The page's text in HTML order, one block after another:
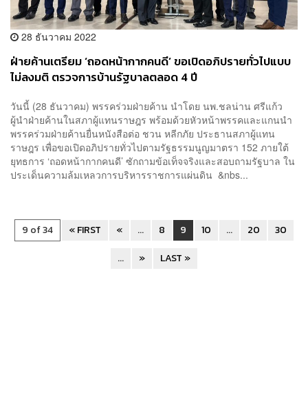
28 ธันวาคม 2022
ฝ่ายค้านเตรียม ‘ถอดหน้ากากคนดี’ ขอเปิดอภิปรายทั่วไปแบบ
ไม่ลงมติ ตรวจการบ้านรัฐบาลตลอด 4 ปี
วันนี้ (28 ธันวาคม) พรรคร่วมฝ่ายค้าน นำโดย นพ.ชลน่าน ศรีแก้ว
ผู้นำฝ่ายค้านในสภาผู้แทนราษฎร พร้อมด้วยหัวหน้าพรรคและแกนนำ
พรรคร่วมฝ่ายค้านยื่นหนังสือต่อ ชวน หลีกภัย ประธานสภาผู้แทน
ราษฎร เพื่อขอเปิดอภิปรายทั่วไปตามรัฐธรรมนูญมาตรา 152 ภายใต้
ยุทธการ ‘ถอดหน้ากากคนดี’ ซักถามข้อเท็จจริงและสอบถามรัฐบาล ใน
ประเด็นความล้มเหลวการบริหารราชการแผ่นดิน &nbs...
9 of 34 « FIRST « ... 8 9 10 ... 20
30
...
» LAST »